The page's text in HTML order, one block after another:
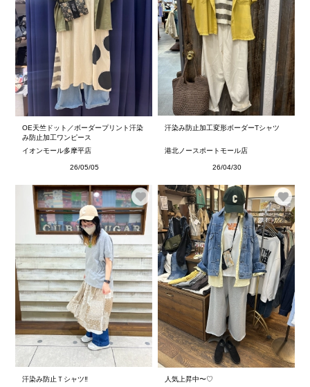
OE天竺ドット／ボーダープリント汗染
み防止加工ワンピース
イオンモール多摩平店
26/05/05
汗染み防止加工変形ボーダーTシャツ
港北ノースポートモール店
26/04/30
汗染み防止Ｔシャツ‼︎
人気上昇中〜♡